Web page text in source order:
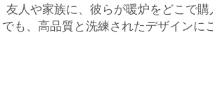
人や家族に、彼らが暖炉をどこで
も、高品質と洗練されたデザインに